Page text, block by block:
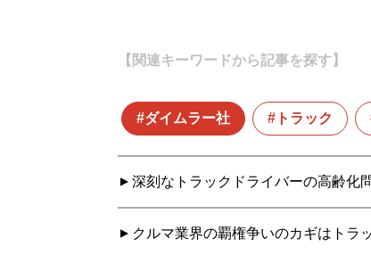
【関連キーワードから記事を探す】
ダイムラー社 トラック
深刻なトラックドライバーの高齢化
クルマ業界の覇権争いのカギはトラ